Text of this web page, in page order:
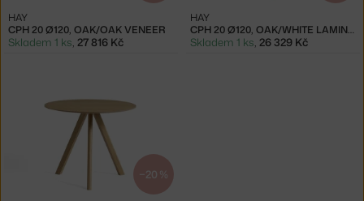
CPH 20 Ø120, OAK/OAK VENEER
HAY
Skladem 1 ks 27 816 Kč
CPH 20 Ø120, OAK/WHITE LAMINATE
HAY
Skladem 1 ks 26 329 Kč
−20 %